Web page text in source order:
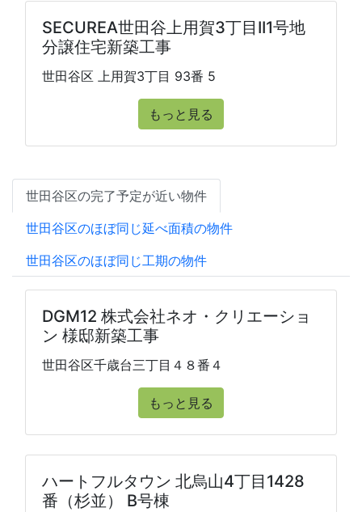
SECUREA世田谷上用賀3丁目II1号地
分譲住宅新築工事
世田谷区 上用賀3丁目 93番 5
もっと見る
世田谷区の完了予定が近い物件
世田谷区のほぼ同じ延べ面積の物件
世田谷区のほぼ同じ工期の物件
DGM12 株式会社ネオ・クリエーショ
ン 様邸新築工事
世田谷区千歳台三丁目４８番４
もっと見る
ハートフルタウン 北烏山4丁目1428
番（杉並） B号棟